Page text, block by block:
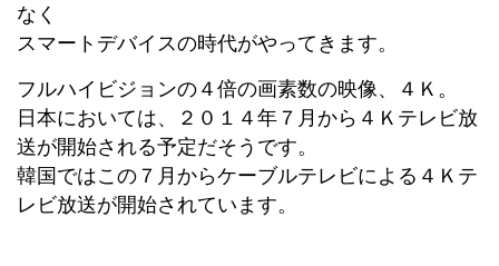
なく
スマートデバイスの時代がやってきます。
フルハイビジョンの４倍の画素数の映像、４Ｋ。
日本においては、２０１４年７月から４Ｋテレビ放
送が開始される予定だそうです。
韓国ではこの７月からケーブルテレビによる４Ｋテ
レビ放送が開始されています。